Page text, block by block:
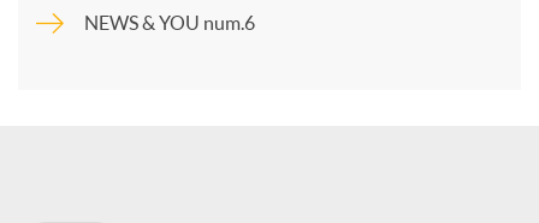
NEWS & YOU num.6